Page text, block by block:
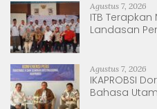
Agustus 7, 2026
ITB
Landasan
Agustus 7, 2026
IKAPROBSI
Bahasa